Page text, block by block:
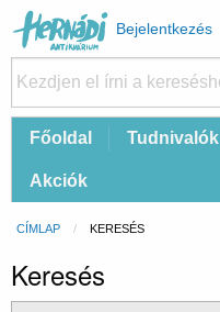
Felhasználói
fiók
menüje
Bejelentkezés
FőFőoldal Tudnivalók
Akciók
Morzsa
CÍMLAP CURRENT:
KERESÉS
Keresés